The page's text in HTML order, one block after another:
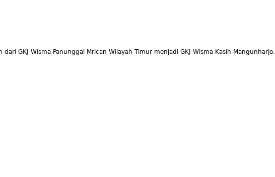
GKJ Wisma Panunggal Mrican Wilayah Timur menjadi GKJ Wisma Kasih Mangunharjo.